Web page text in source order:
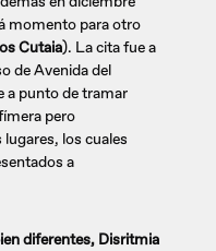
momento para otro
Cutaia). La cita fue a
de Avenida del
a punto de tramar
pero
los cuales
a
diferentes, Disritmia